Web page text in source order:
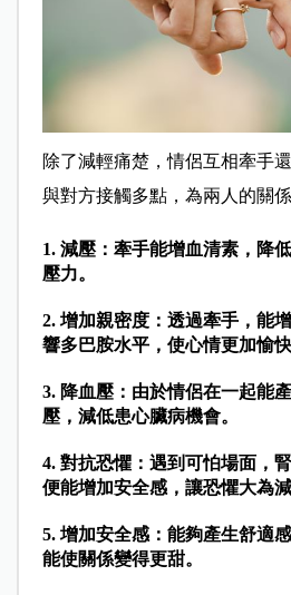
除了減輕痛楚，情侶互相牽手
與對方接觸多點，為兩人的關係
1. 減壓： 牽手能增血清素，降
壓力。
2. 增加親密度： 透過牽手，能
響多巴胺水平，使心情更加愉快
3. 降血壓： 由於情侶在一起能
壓，減低患心臟病機會。
4. 對抗恐懼： 遇到可怕場面，
便能增加安全感，讓恐懼大為減
5. 增加安全感： 能夠產生舒適
能使關係變得更甜。